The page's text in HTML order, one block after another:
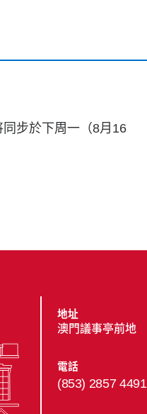
步於下周一（8月16
地址
澳門議事亭前地
電話
(853) 2857 4491